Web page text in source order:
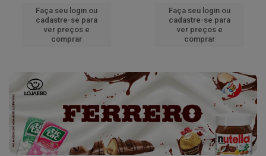
Faça seu login ou
cadastre-se para
ver preços e
comprar
Faça seu login ou
cadastre-se para
ver preços e
comprar